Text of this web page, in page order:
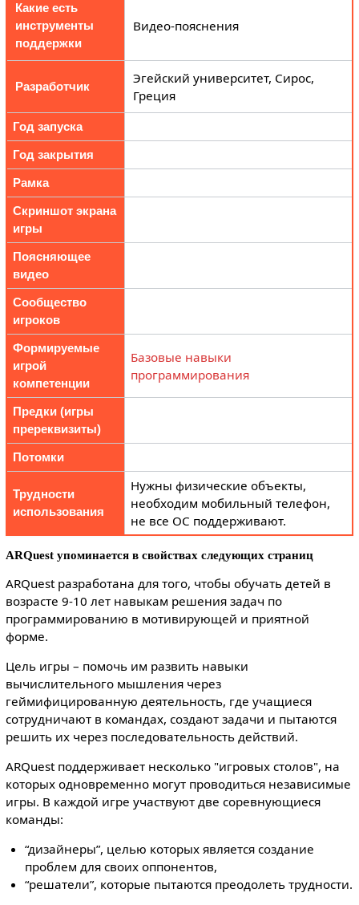
Какие есть
инструменты
поддержки
Видео-пояснения
Разработчик
Эгейский университет, Сирос,
Греция
Год запуска
Год закрытия
Рамка
Скриншот экрана
игры
Поясняющее
видео
Сообщество
игроков
Формируемые
игрой
компетенции
Базовые навыки
программирования
Предки (игры
пререквизиты)
Потомки
Трудности
использования
Нужны физические объекты,
необходим мобильный телефон,
не все ОС поддерживают.
ARQuest упоминается в свойствах следующих страниц
ARQuest разработана для того, чтобы обучать детей в
возрасте 9-10 лет навыкам решения задач по
программированию в мотивирующей и приятной
форме.
Цель игры – помочь им развить навыки
вычислительного мышления через
геймифицированную деятельность, где учащиеся
сотрудничают в командах, создают задачи и пытаются
решить их через последовательность действий.
ARQuest поддерживает несколько "игровых столов", на
которых одновременно могут проводиться независимые
игры. В каждой игре участвуют две соревнующиеся
команды:
“дизайнеры”, целью которых является создание
проблем для своих оппонентов,
“решатели”, которые пытаются преодолеть трудности.